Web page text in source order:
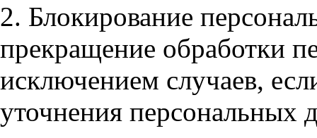
2. Блокирование
прекращение обработки
исключением случаев,
уточнения персональных